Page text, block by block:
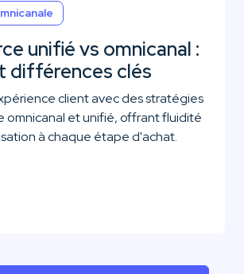
unifié vs omnicanal :
différences clés
client avec des stratégies
omnicanal et unifié, offrant fluidité
à chaque étape d'achat.